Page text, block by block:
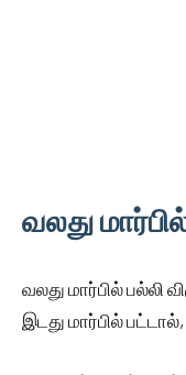
வலது
வலது மார்பில் பல்லி
இடது மார்பில்